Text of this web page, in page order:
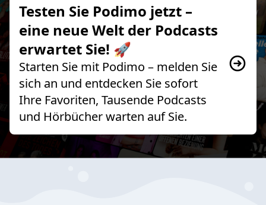
Testen Sie Podimo jetzt –
eine neue Welt der Podcasts
erwartet Sie! 🚀
Starten Sie mit Podimo – melden Sie
sich an und entdecken Sie sofort
Ihre Favoriten, Tausende Podcasts
und Hörbücher warten auf Sie.